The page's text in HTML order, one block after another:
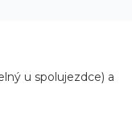
u spolujezdce) a